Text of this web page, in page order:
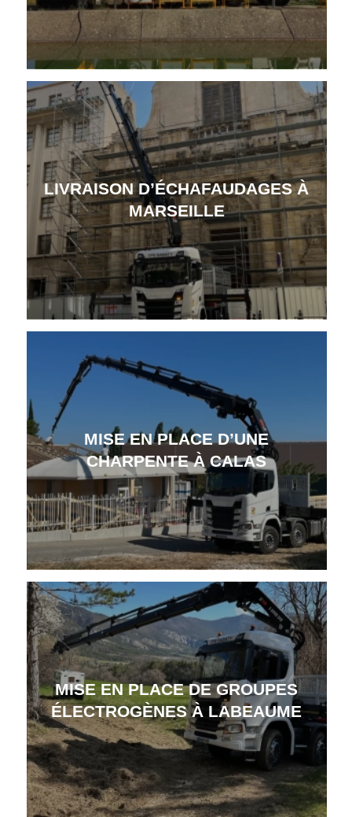
LIVRAISON D’ÉCHAFAUDAGES À
MARSEILLE
MISE EN PLACE D’UNE
CHARPENTE À CALAS
MISE EN PLACE DE GROUPES
ÉLECTROGÈNES À LABEAUME